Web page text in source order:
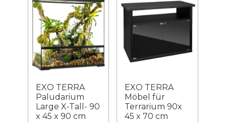
EXO TERRA
Paludarium
Large X-Tall- 90
x 45 x 90 cm
EXO TERRA
Möbel für
Terrarium 90x
45 x 70 cm